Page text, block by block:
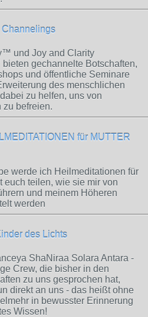
Channelings
und Joy and Clarity
gechannelte Botschaften,
und öffentliche Seminare
des menschlichen
zu helfen, uns von
zu befreien.
für MUTTER
werde ich Heilmeditationen für
euch teilen, wie sie mir von
und meinem Höheren
werden
des Lichts
ShaNiraa Solara Antara -
Crew, die bisher in den
zu uns gesprochen hat,
direkt an uns - das heißt ohne
in bewusster Erinnerung
Wissen!